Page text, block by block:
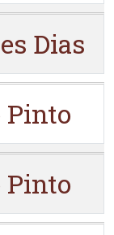
Dias
Pinto
Pinto